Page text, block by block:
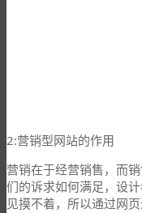
2:营销型网站的作用
营销在于经营销售，而
们的诉求如何满足，设
见摸不着，所以通过网